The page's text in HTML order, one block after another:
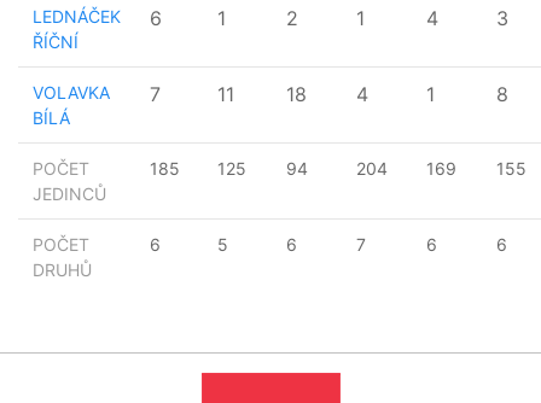
POČET
JEDINCŮ
185 125 94 204 169 155
POČET
DRUHŮ
6 5 6 7 6 6
LEDNÁČEK
ŘÍČNÍ
6 1 2 1 4 3
VOLAVKA
BÍLÁ
7 11 18 4 1 8